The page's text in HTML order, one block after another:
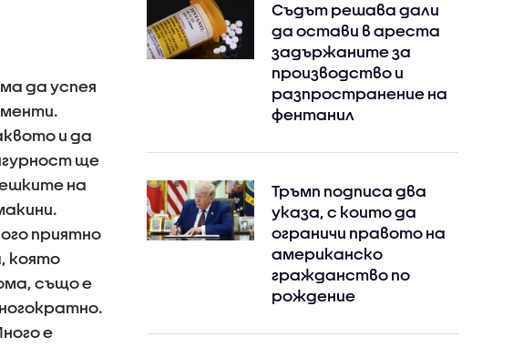
да успея
и да
ще
на
приятно
която
също е
е
Съдът решава дали
да остави в ареста
задържаните за
производство и
разпространение на
фентанил
Тръмп подписа два
указа, с които да
ограничи правото на
американско
гражданство по
рождение